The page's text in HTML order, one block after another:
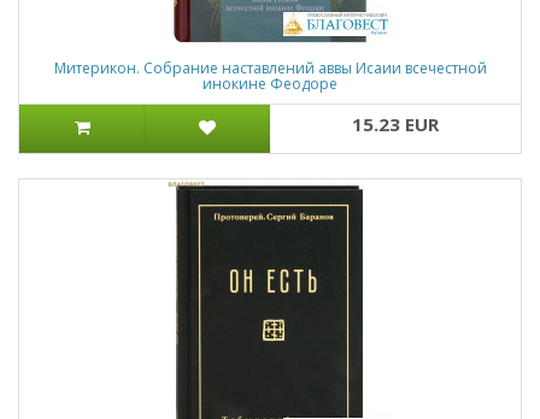
Митерикон. Собрание наставлений аввы Исаии всечестной
инокине Феодоре
15.23 EUR